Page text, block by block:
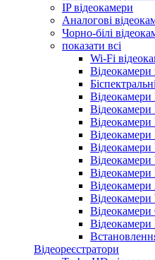
IP відеокамери
Аналогові
Чорно-білі
показати всі
Wi-Fi
Відеокамери
Відеокамери
Відеореєстратори